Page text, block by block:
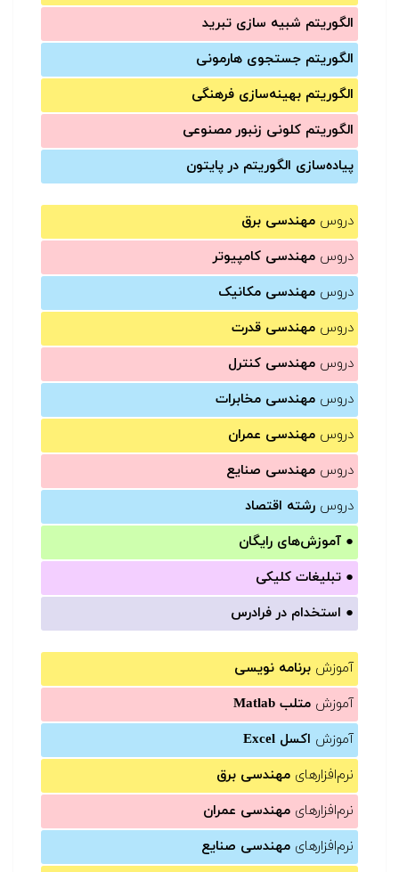
الگوریتم شبیه سازی تبرید
الگوریتم جستجوی هارمونی
الگوریتم بهینه‌سازی فرهنگی
الگوریتم کلونی زنبور مصنوعی
پیاده‌سازی الگوریتم در پایتون
دروس مهندسی برق
دروس مهندسی کامپیوتر
دروس مهندسی مکانیک
دروس مهندسی قدرت
دروس مهندسی کنترل
دروس مهندسی مخابرات
دروس مهندسی عمران
دروس مهندسی صنایع
دروس رشته اقتصاد
● آموزش‌های رایگان
● تبلیغات کلیکی
● استخدام در فرادرس
آموزش برنامه نویسی
آموزش متلب Matlab
آموزش اکسل Excel
نرم‌افزارهای مهندسی برق
نرم‌افزارهای مهندسی عمران
نرم‌افزارهای مهندسی صنایع